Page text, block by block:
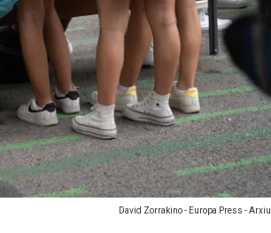
David Zorrakino - Europa Press - Arxiu